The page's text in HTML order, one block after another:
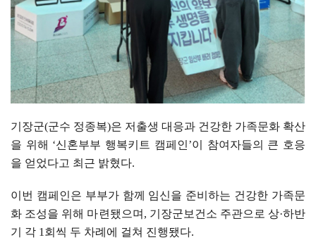
기장군(군수 정종복)은 저출생 대응과 건강한 가족문화 확산
을 위해 ‘신혼부부 행복키트 캠페인’이 참여자들의 큰 호응
을 얻었다고 최근 밝혔다.
이번 캠페인은 부부가 함께 임신을 준비하는 건강한 가족문
화 조성을 위해 마련됐으며 , 기장군보건소 주관으로 상·하반
기 각 1 회씩 두 차례에 걸쳐 진행됐다.